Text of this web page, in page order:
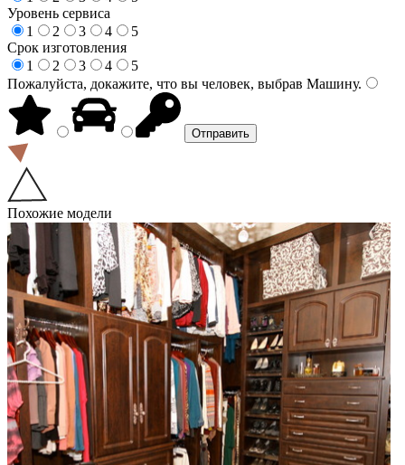
Уровень сервиса
1
2 3 4
5
Срок изготовления
1
2 3 4
5
Пожалуйста, докажите, что вы человек, выбрав Машину.
Похожие модели